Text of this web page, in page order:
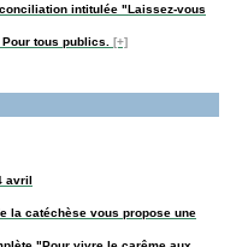
intitulée "Laissez-vous
tous publics. [+]
avril
la catéchèse vous propose une